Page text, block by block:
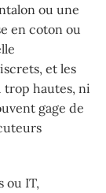
ou une
en coton ou
et les
trop hautes, ni
gage de
ou IT,